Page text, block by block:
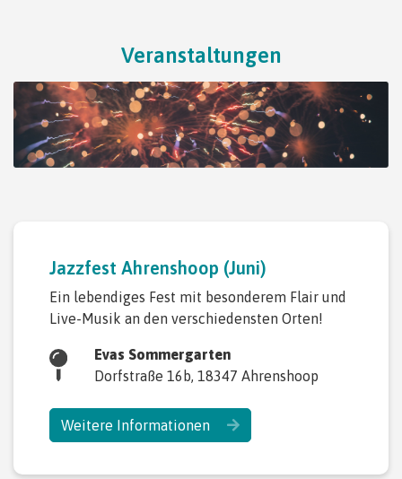
Veranstaltungen
Jazzfest Ahrenshoop (Juni)
Ein lebendiges Fest mit besonderem Flair und
Live-Musik an den verschiedensten Orten!
Evas Sommergarten
Dorfstraße 16b, 18347 Ahrenshoop
Weitere Informationen